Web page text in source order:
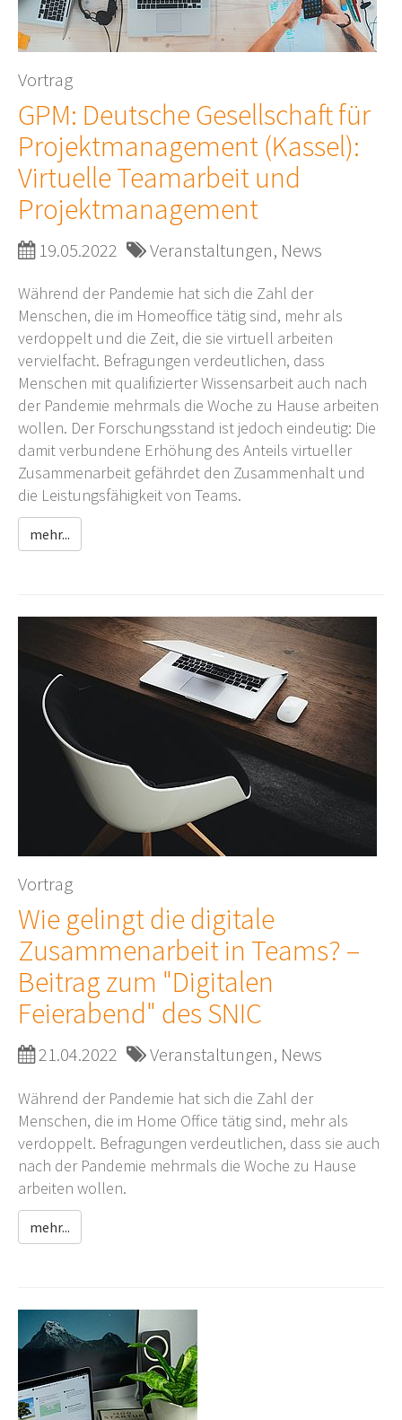
Vortrag
GPM: Deutsche Gesellschaft für
Projektmanagement (Kassel):
Virtuelle Teamarbeit und
Projektmanagement
19.05.2022 Veranstaltungen, News
Während der Pandemie hat sich die Zahl der
Menschen, die im Homeoffice tätig sind, mehr als
verdoppelt und die Zeit, die sie virtuell arbeiten
vervielfacht. Befragungen verdeutlichen, dass
Menschen mit qualifizierter Wissensarbeit auch nach
der Pandemie mehrmals die Woche zu Hause arbeiten
wollen. Der Forschungsstand ist jedoch eindeutig: Die
damit verbundene Erhöhung des Anteils virtueller
Zusammenarbeit gefährdet den Zusammenhalt und
die Leistungsfähigkeit von Teams.
mehr...
Vortrag
Wie gelingt die digitale
Zusammenarbeit in Teams? –
Beitrag zum "Digitalen
Feierabend" des SNIC
21.04.2022 Veranstaltungen, News
Während der Pandemie hat sich die Zahl der
Menschen, die im Home Office tätig sind, mehr als
verdoppelt. Befragungen verdeutlichen, dass sie auch
nach der Pandemie mehrmals die Woche zu Hause
arbeiten wollen.
mehr...